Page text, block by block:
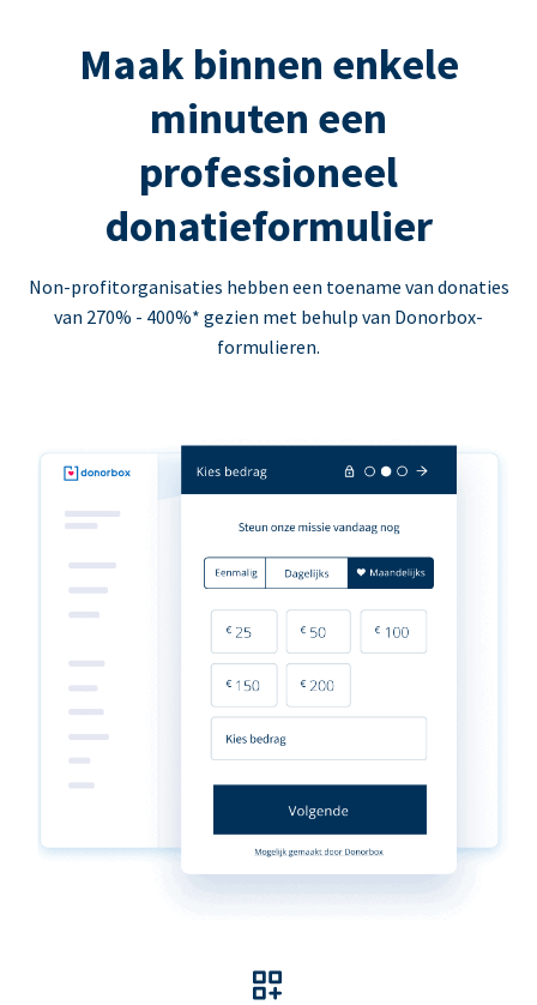
Maak binnen enkele
minuten een
professioneel
donatieformulier
Non-profitorganisaties hebben een toename van donaties
van 270% - 400%* gezien met behulp van Donorbox-
formulieren.